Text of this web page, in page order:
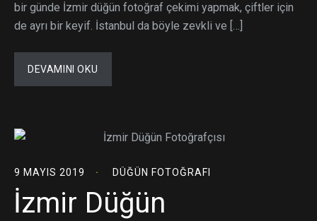
bir günde İzmir düğün fotoğraf çekimi yapmak, çiftler için
de ayrı bir keyif. İstanbul da böyle zevkli ve […]
DEVAMINI OKU
9 MAYIS 2019 DÜĞÜN FOTOĞRAFI
İzmir Düğün